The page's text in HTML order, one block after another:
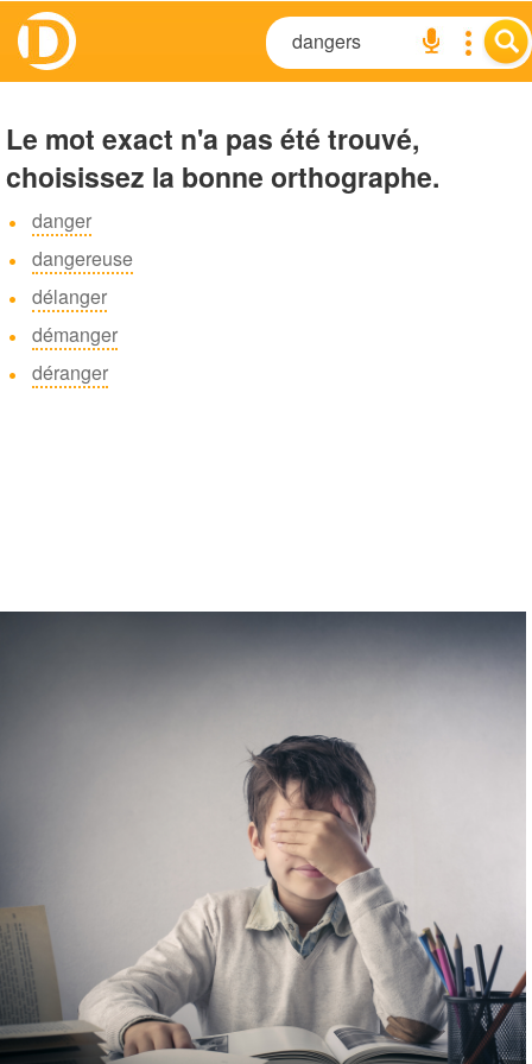
Le mot exact n'a pas été trouvé,
choisissez la bonne orthographe.
danger
dangereuse
délanger
démanger
déranger